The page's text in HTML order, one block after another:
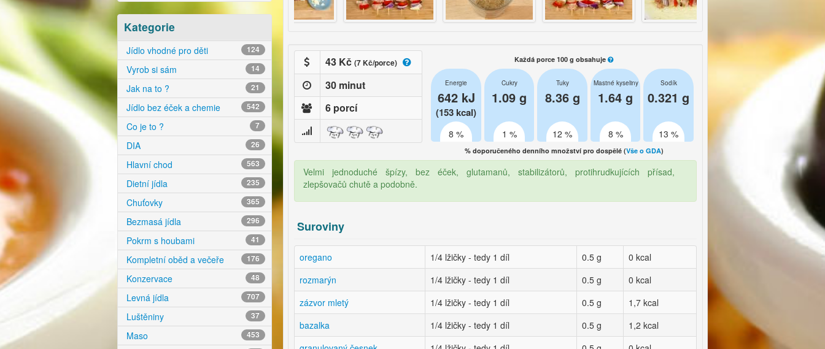
Kategorie
Jídlo vhodné pro děti 124
Vyrob si sám 14
Jak na to ? 21
Jídlo bez éček a chemie 542
Co je to ? 7
DIA 26
Hlavní chod 563
Dietní jídla 235
Chuťovky 365
Bezmasá jídla 296
Pokrm s houbami 41
Kompletní oběd a večeře 176
Konzervace 48
Levná jídla 707
Luštěniny 37
Maso 453
43 Kč (7 Kč/porce)
30 minut
6 porcí
Každá porce 100 g obsahuje
Energie
642 kJ
(153 kcal)
8 %
Cukry
1.09 g
1 %
Tuky
8.36 g
12 %
Mastné kyseliny
1.64 g
8 %
Sodík
0.321 g
13 %
% doporučeného denního množství pro dospělé (Vše o GDA)
Velmi jednoduché špízy, bez éček, glutamanů, stabilizátorů, protihrudkujících přísad,
zlepšovačů chutě a podobně.
Suroviny
oregano 1/4 lžičky - tedy 1 díl 0.5 g
0 kcal
rozmarýn
1/4 lžičky - tedy 1 díl 0.5 g
0 kcal
zázvor mletý
1/4 lžičky - tedy 1 díl 0.5 g
1,7 kcal
bazalka
1/4 lžičky - tedy 1 díl 0.5 g
1,2 kcal